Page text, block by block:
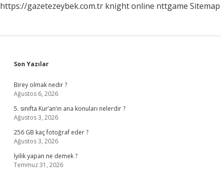
https://gazetezeybek.com.tr knight online nttgame Sitemap
Sidebar
Son Yazılar
Birey olmak nedir ?
Ağustos 6, 2026
5. sınıfta Kur’an’ın ana konuları nelerdir ?
Ağustos 3, 2026
256 GB kaç fotoğraf eder ?
Ağustos 3, 2026
İyilik yapan ne demek ?
Temmuz 31, 2026